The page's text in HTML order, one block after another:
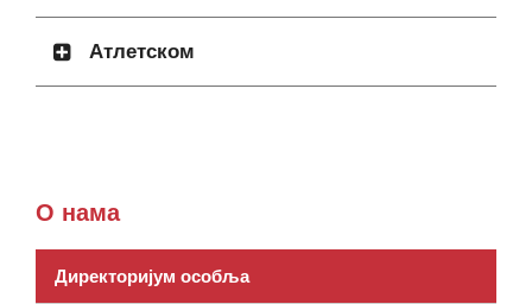
Атлетском
О нама
Директоријум особља